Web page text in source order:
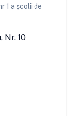
1 a școlii de
Nr. 10